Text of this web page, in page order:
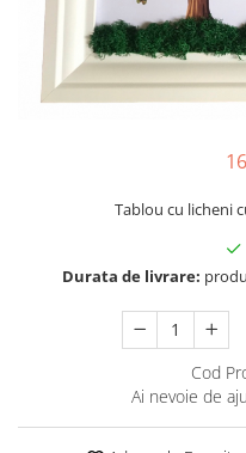
Tablou licheni pentru
Tablouri 40/30
Tablouri cu licheni pentru
Tablouri fluturiTablou cu licheni
Durata de livrare:
Cod
Ai nevoie de